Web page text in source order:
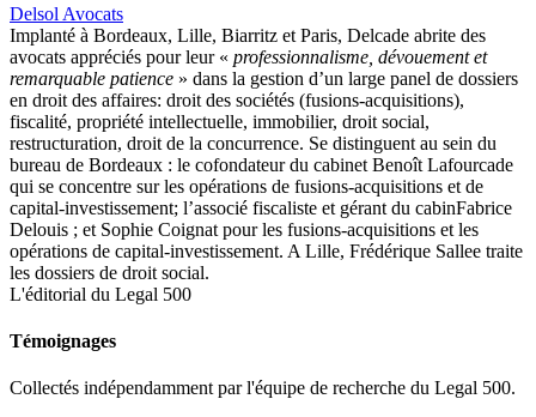
Delsol Avocats
Implanté à Bordeaux, Lille, Biarritz et Paris, Delcade abrite des
avocats appréciés pour leur « professionnalisme, dévouement et
remarquable patience » dans la gestion d’un large panel de dossiers
en droit des affaires: droit des sociétés (fusions-acquisitions),
fiscalité, propriété intellectuelle, immobilier, droit social,
restructuration, droit de la concurrence. Se distinguent au sein du
bureau de Bordeaux : le cofondateur du cabinet Benoît Lafourcade
qui se concentre sur les opérations de fusions-acquisitions et de
capital-investissement; l’associé fiscaliste et gérant du cabinFabrice
Delouis ; et Sophie Coignat pour les fusions-acquisitions et les
opérations de capital-investissement. A Lille, Frédérique Sallee traite
les dossiers de droit social.
L'éditorial du Legal 500
Témoignages
Collectés indépendamment par l'équipe de recherche du Legal 500.